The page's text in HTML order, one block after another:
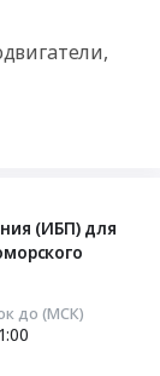
(ИБП) для
до (МСК)